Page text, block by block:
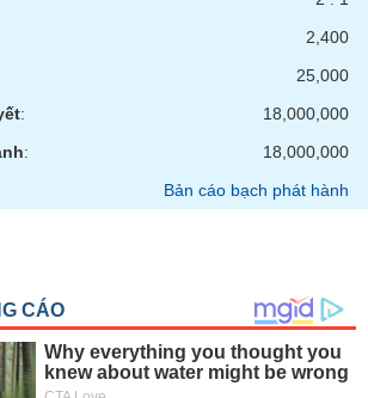
2,400
25,000
:
18,000,000
:
18,000,000
Bản cáo bạch phát hành